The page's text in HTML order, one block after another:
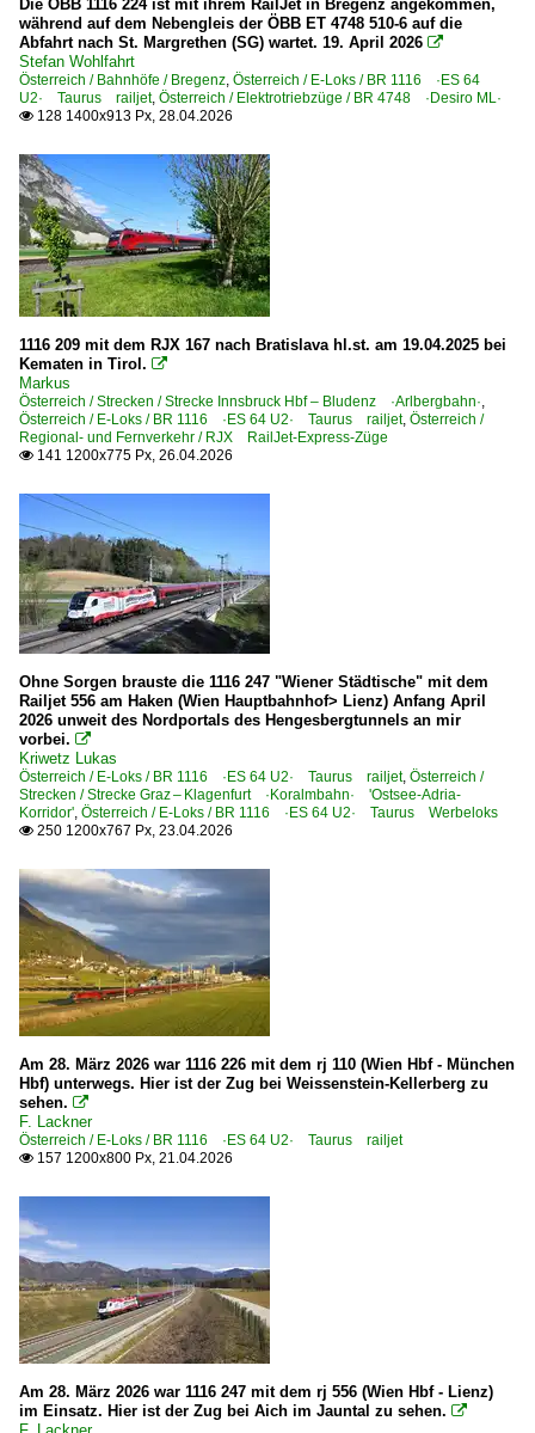
Dölsach
Feldkirch
Graz Hauptbahnhof
Greifenburg-Weißensee
Imst-Pitztal
Innsbruck (sonstige)
Innsbruck Hbf
Kirchstetten
Klagenfurt
Kufstein
Landeck-Zams
Lienz
Oberdrauburg
Ötztal
Penk
Salzburg Hbf.
Salzburg (sonstige)
Semmering
Spittal-Millstättersee Bhf
St. Anton am Arlberg
St. Pölten Hbf
Villach Hbf
Wien (sonstige)
Wien Hauptbahnhof
Wien-Hütteldorf
Wien-West
Wörgl
Wr. Neustadt
Bahntechnische Anlagen und Kunstbauten
Fahrleitungsanlagen
BR 2016 ·ER20· Hercules
E-Loks
BR 1016 ·ES 64 U2· Taurus
BR 1063
Die ÖBB 1116 224 ist mit ihrem RailJet in Bregenz angekommen,
während auf dem Nebengleis der ÖBB ET 4748 510-6 auf die
Abfahrt nach St. Margrethen (SG) wartet. 19. April 2026 
Stefan Wohlfahrt
Österreich / Bahnhöfe / Bregenz, Österreich / E-Loks / BR 1116 ·ES 64
U2· Taurus railjet, Österreich / Elektrotriebzüge / BR 4748 ·Desiro ML·
 128 1400x913 Px, 28.04.2026
1116 209 mit dem RJX 167 nach Bratislava hl.st. am 19.04.2025 bei
Kematen in Tirol. 
Markus
Österreich / Strecken / Strecke Innsbruck Hbf – Bludenz ·Arlbergbahn·,
Österreich / E-Loks / BR 1116 ·ES 64 U2· Taurus railjet, Österreich /
Regional- und Fernverkehr / RJX RailJet-Express-Züge
 141 1200x775 Px, 26.04.2026
Ohne Sorgen brauste die 1116 247 "Wiener Städtische" mit dem
Railjet 556 am Haken (Wien Hauptbahnhof> Lienz) Anfang April
2026 unweit des Nordportals des Hengesbergtunnels an mir
vorbei. 
Kriwetz Lukas
Österreich / E-Loks / BR 1116 ·ES 64 U2· Taurus railjet, Österreich /
Strecken / Strecke Graz – Klagenfurt ·Koralmbahn· 'Ostsee-Adria-
Korridor', Österreich / E-Loks / BR 1116 ·ES 64 U2· Taurus Werbeloks
 250 1200x767 Px, 23.04.2026
Am 28. März 2026 war 1116 226 mit dem rj 110 (Wien Hbf - München
Hbf) unterwegs. Hier ist der Zug bei Weissenstein-Kellerberg zu
sehen. 
F. Lackner
Österreich / E-Loks / BR 1116 ·ES 64 U2· Taurus railjet
 157 1200x800 Px, 21.04.2026
Am 28. März 2026 war 1116 247 mit dem rj 556 (Wien Hbf - Lienz)
im Einsatz. Hier ist der Zug bei Aich im Jauntal zu sehen. 